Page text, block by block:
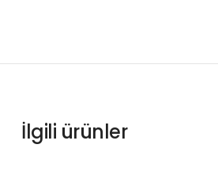
İlgili ürünler